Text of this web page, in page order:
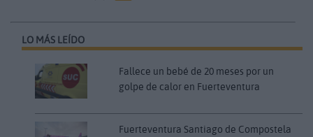
LO MÁS LEÍDO
Fallece un bebé de 20 meses por un
golpe de calor en Fuerteventura
Fuerteventura Santiago de Compostela